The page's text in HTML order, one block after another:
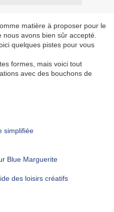
matière à proposer pour le
nous avons bien sûr accepté.
quelques pistes pour vous
formes, mais voici tout
avec des bouchons de
simplifiée
Blue Marguerite
des loisirs créatifs